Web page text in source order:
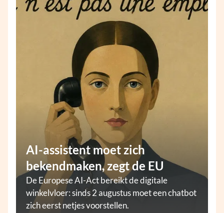
AI-assistent moet zich
bekendmaken, zegt de EU
De Europese AI-Act bereikt de digitale
winkelvloer: sinds 2 augustus moet een chatbot
zich eerst netjes voorstellen.